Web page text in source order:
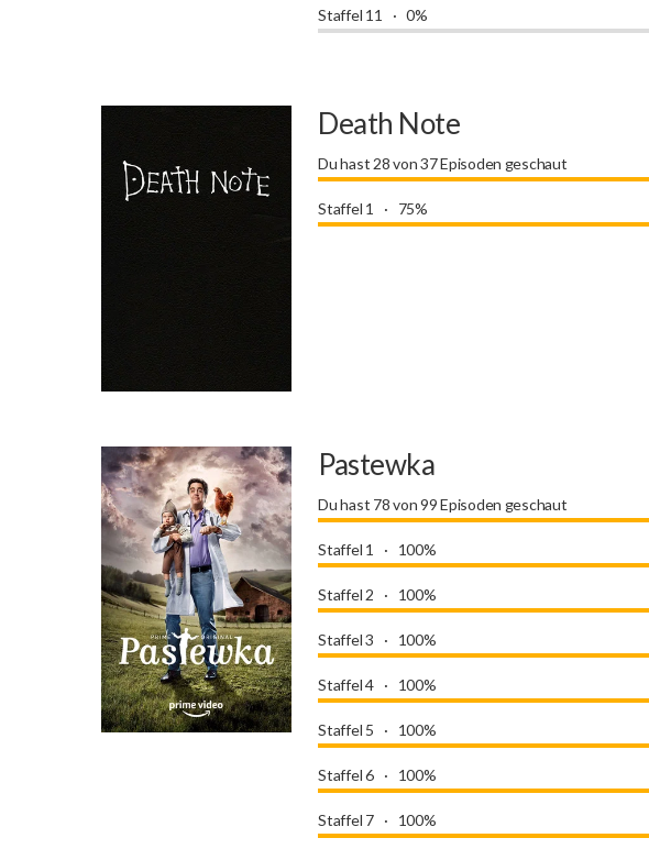
Staffel 11 0%
Death Note
Du hast 28 von 37 Episoden geschaut
Staffel 1 75%
Pastewka
Du hast 78 von 99 Episoden geschaut
Staffel 1 100%
Staffel 2 100%
Staffel 3 100%
Staffel 4 100%
Staffel 5 100%
Staffel 6 100%
Staffel 7 100%